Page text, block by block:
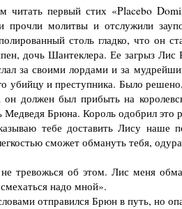
первый стих «Placebo
прочли молитвы и отслужили
столь гладко, что он
дочь Шантеклера. Ее загрыз
за своими лордами и за
убийцу и преступника. Было
должен был прибыть на
Медведя Брюна. Король одобрил это
тебе доставить Лису наше
сможет обмануть тебя,
тревожься об этом. Лис меня
надо мной».
отправился Брюн в путь, но